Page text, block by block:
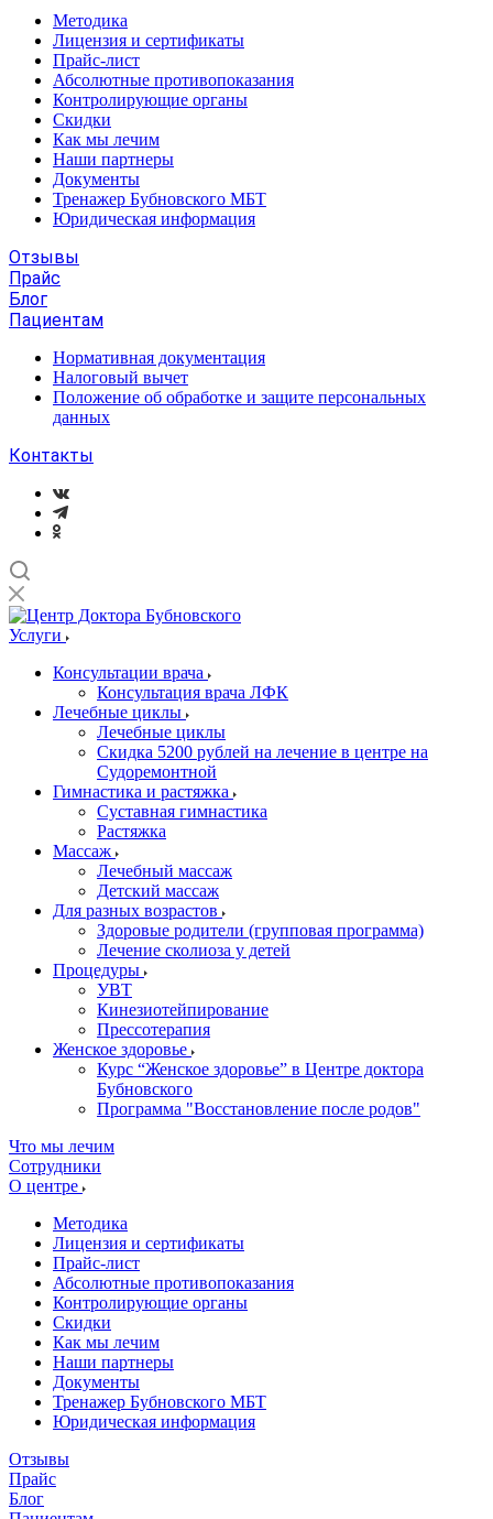
Методика
Лицензия и сертификаты
Прайс-лист
Абсолютные противопоказания
Контролирующие органы
Скидки
Как мы лечим
Наши партнеры
Документы
Тренажер Бубновского МБТ
Юридическая информация
Отзывы
Прайс
Блог
Пациентам
Нормативная документация
Налоговый вычет
Положение об обработке и защите персональных
данных
Контакты
Услуги
Консультации врача
Консультация врача ЛФК
Лечебные циклы
Лечебные циклы
Скидка 5200 рублей на лечение в центре на
Судоремонтной
Гимнастика и растяжка
Суставная гимнастика
Растяжка
Массаж
Лечебный массаж
Детский массаж
Для разных возрастов
Здоровые родители (групповая программа)
Лечение сколиоза у детей
Процедуры
УВТ
Кинезиотейпирование
Прессотерапия
Женское здоровье
Курс “Женское здоровье” в Центре доктора
Бубновского
Программа "Восстановление после родов"
Что мы лечим
Сотрудники
О центре
Методика
Лицензия и сертификаты
Прайс-лист
Абсолютные противопоказания
Контролирующие органы
Скидки
Как мы лечим
Наши партнеры
Документы
Тренажер Бубновского МБТ
Юридическая информация
Отзывы
Прайс
Блог